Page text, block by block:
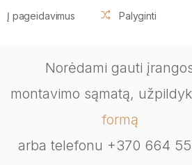
Į pageidavimus Palyginti
Norėdami gauti
montavimo sąmatą,
formą
arba telefonu +370 664